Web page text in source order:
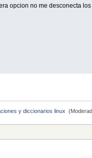
opcion no me desconecta
y diccionarios linux